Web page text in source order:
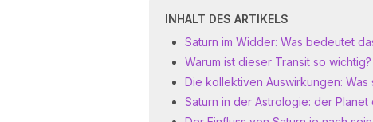
INHALT DES ARTIKELS
Saturn im Widder: Was bedeutet
Warum ist dieser Transit so wichtig?
Die kollektiven Auswirkungen:
Saturn in der Astrologie: der Planet